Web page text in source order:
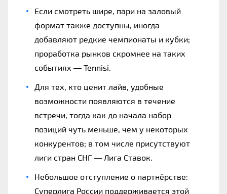
Если смотреть шире, пари на заловый
формат также доступны, иногда
добавляют редкие чемпионаты и кубки;
проработка рынков скромнее на таких
событиях — Tennisi.
Для тех, кто ценит лайв, удобные
возможности появляются в течение
встречи, тогда как до начала набор
позиций чуть меньше, чем у некоторых
конкурентов; в том числе присутствуют
лиги стран СНГ — Лига Ставок.
Небольшое отступление о партнёрстве:
Суперлига России поддерживается этой